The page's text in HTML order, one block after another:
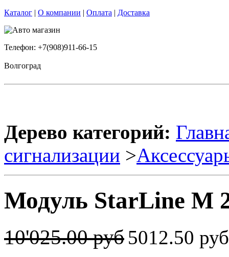
Каталог | О компании | Оплата | Доставка
Телефон: +7(908)911-66-15
Волгоград
Дерево категорий:
сигнализации >
Модуль StarLine M
10'025.00 руб 5012.50